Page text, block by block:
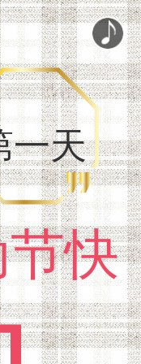
快
一天